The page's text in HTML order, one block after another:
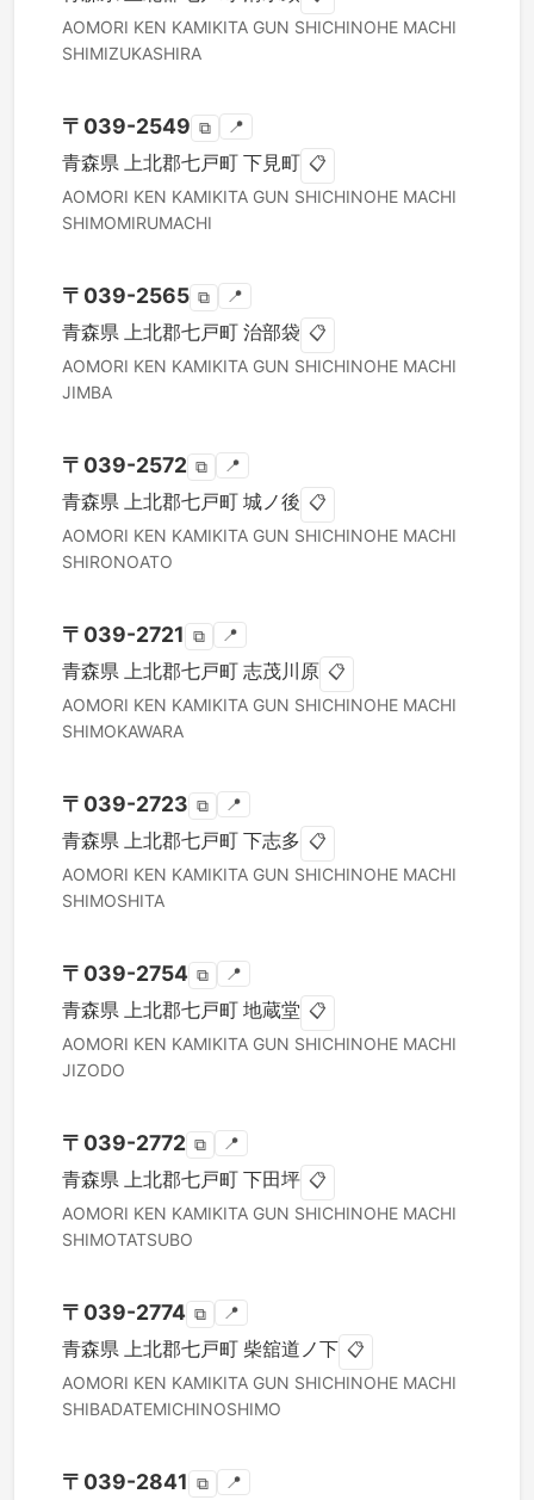
AOMORI KEN KAMIKITA GUN SHICHINOHE MACHI
SHIMIZUKASHIRA
〒 039-2549 ⧉ 📍
青森県 上北郡七戸町 下見町 📋
AOMORI KEN KAMIKITA GUN SHICHINOHE MACHI
SHIMOMIRUMACHI
〒 039-2565 ⧉ 📍
青森県 上北郡七戸町 治部袋 📋
AOMORI KEN KAMIKITA GUN SHICHINOHE MACHI
JIMBA
〒 039-2572 ⧉ 📍
青森県 上北郡七戸町 城ノ後 📋
AOMORI KEN KAMIKITA GUN SHICHINOHE MACHI
SHIRONOATO
〒 039-2721 ⧉ 📍
青森県 上北郡七戸町 志茂川原 📋
AOMORI KEN KAMIKITA GUN SHICHINOHE MACHI
SHIMOKAWARA
〒 039-2723 ⧉ 📍
青森県 上北郡七戸町 下志多 📋
AOMORI KEN KAMIKITA GUN SHICHINOHE MACHI
SHIMOSHITA
〒 039-2754 ⧉ 📍
青森県 上北郡七戸町 地蔵堂 📋
AOMORI KEN KAMIKITA GUN SHICHINOHE MACHI
JIZODO
〒 039-2772 ⧉ 📍
青森県 上北郡七戸町 下田坪 📋
AOMORI KEN KAMIKITA GUN SHICHINOHE MACHI
SHIMOTATSUBO
〒 039-2774 ⧉ 📍
青森県 上北郡七戸町 柴舘道ノ下 📋
AOMORI KEN KAMIKITA GUN SHICHINOHE MACHI
SHIBADATEMICHINOSHIMO
〒 039-2841 ⧉ 📍